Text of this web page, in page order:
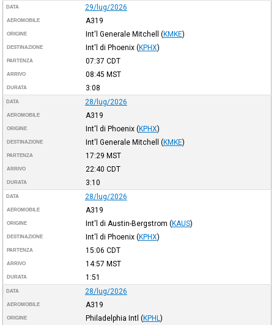
DATA 29/lug/2026
AEROMOBILE A319
ORIGINE Int'l Generale Mitchell (KMKE)
DESTINAZIONE Int'l di Phoenix (KPHX)
PARTENZA 07:37 CDT
ARRIVO 08:45 MST
DURATA 3:08
DATA 28/lug/2026
AEROMOBILE A319
ORIGINE Int'l di Phoenix (KPHX)
DESTINAZIONE Int'l Generale Mitchell (KMKE)
PARTENZA 17:29 MST
ARRIVO 22:40 CDT
DURATA 3:10
DATA 28/lug/2026
AEROMOBILE A319
ORIGINE Int'l di Austin-Bergstrom (KAUS)
DESTINAZIONE Int'l di Phoenix (KPHX)
PARTENZA 15:06 CDT
ARRIVO 14:57 MST
DURATA 1:51
DATA 28/lug/2026
AEROMOBILE A319
ORIGINE Philadelphia Intl (KPHL )